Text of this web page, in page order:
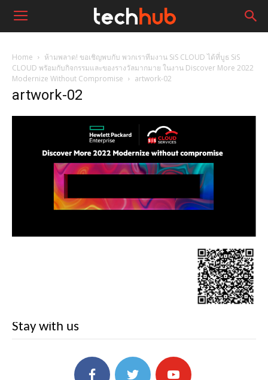
Home
ห้ามพลาด! ขอเชิญพบกับ พวกเราทีมงาน SiS CLOUD ได้ที่บูธ SiS
CLOUD พรัอมกับกิจกรรมและของรางวัลมากมาย ในงาน Discover More 2022
Modernize Without Compromise
artwork-02
artwork-02
Stay with us